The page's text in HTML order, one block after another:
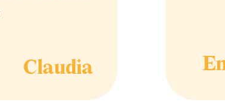
Claudia